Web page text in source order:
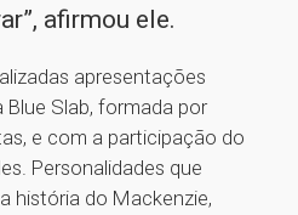
afirmou ele.
apresentações
Slab, formada por
e com a participação do
Personalidades que
história do Mackenzie,